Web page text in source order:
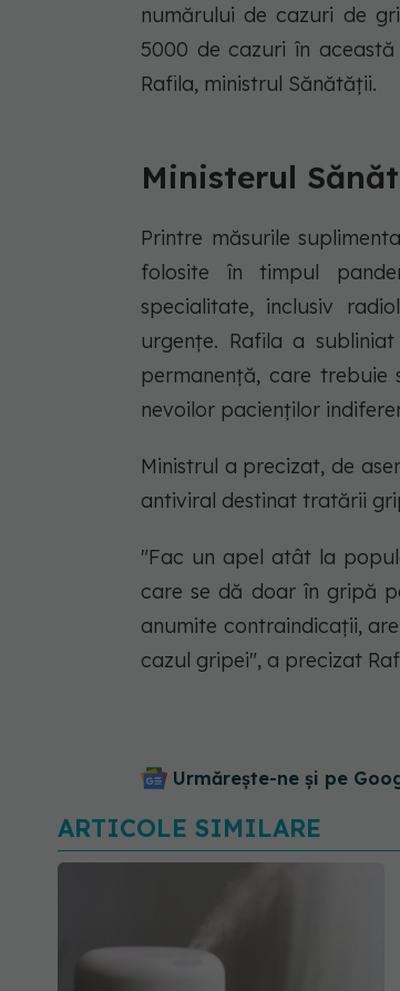
numărului de cazuri de
5000 de cazuri în
Rafila, ministrul Sănătății.
Ministerul
Printre măsurile
folosite în timpul
specialitate, inclusiv
urgențe. Rafila a
permanență, care trebuie
nevoilor pacienților
Ministrul a precizat, de
antiviral destinat tratării
"Fac un apel atât la
care se dă doar în gripă
anumite contraindicaţii,
cazul gripei", a precizat
Urmărește-ne și pe
ARTICOLE SIMILARE